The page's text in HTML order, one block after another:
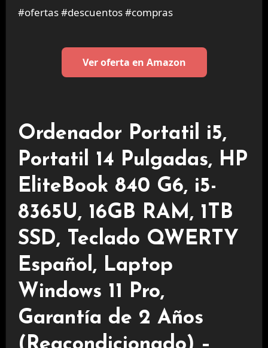
#ofertas #descuentos #compras
Ver oferta en Amazon
Ordenador Portatil i5,
Portatil 14 Pulgadas, HP
EliteBook 840 G6, i5-
8365U, 16GB RAM, 1TB
SSD, Teclado QWERTY
Español, Laptop
Windows 11 Pro,
Garantía de 2 Años